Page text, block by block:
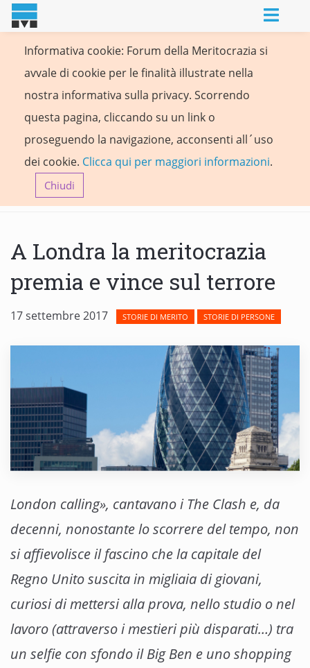
Informativa cookie: Forum della Meritocrazia si
avvale di cookie per le finalità illustrate nella
nostra informativa sulla privacy. Scorrendo
questa pagina, cliccando su un link o
proseguendo la navigazione, acconsenti all´uso
dei cookie. Clicca qui per maggiori informazioni.
Chiudi
A Londra la meritocrazia
premia e vince sul terrore
17 settembre 2017 STORIE DI MERITO STORIE DI PERSONE
London calling», cantavano i The Clash e, da
decenni, nonostante lo scorrere del tempo, non
si affievolisce il fascino che la capitale del
Regno Unito suscita in migliaia di giovani,
curiosi di mettersi alla prova, nello studio o nel
lavoro (attraverso i mestieri più disparati…) tra
un selfie con sfondo il Big Ben e uno shopping